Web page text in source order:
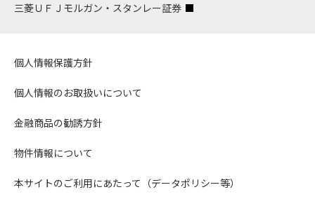
三菱ＵＦＪモルガン・スタンレー証券
個人情報保護方針
個人情報のお取扱いについて
金融商品の勧誘方針
物件情報について
本サイトのご利用にあたって（データポリシー等）